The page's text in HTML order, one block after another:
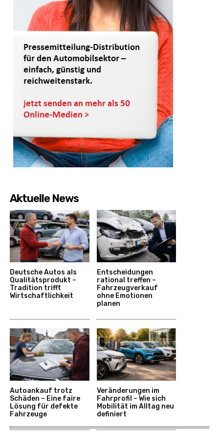
Aktuelle News
Deutsche Autos als
Qualitätsprodukt –
Tradition trifft
Wirtschaftlichkeit
Entscheidungen
rational treffen –
Fahrzeugverkauf
ohne Emotionen
planen
Autoankauf trotz
Schäden – Eine faire
Lösung für defekte
Fahrzeuge
Veränderungen im
Fahrprofil – Wie sich
Mobilität im Alltag neu
definiert